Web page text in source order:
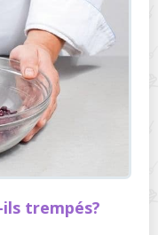
trempés?